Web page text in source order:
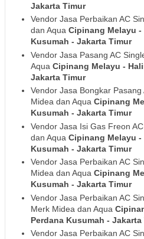
Jakarta Timur
Vendor Jasa Perbaikan AC
dan Aqua Cipinang Melayu -
Kusumah - Jakarta Timur
Vendor Jasa Pasang AC
Aqua Cipinang Melayu -
Jakarta Timur
Vendor Jasa Bongkar
Midea dan Aqua Cipinang
Kusumah - Jakarta Timur
Vendor Jasa Isi Gas Freon
dan Aqua Cipinang Melayu -
Kusumah - Jakarta Timur
Vendor Jasa Perbaikan AC
Midea dan Aqua Cipinang
Kusumah - Jakarta Timur
Vendor Jasa Perbaikan AC
Merk Midea dan Aqua
Perdana Kusumah - Jakarta
Vendor Jasa Perbaikan AC